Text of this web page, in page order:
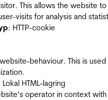
This allows the website to
visits for analysis and
: HTTP-cookie
behaviour. This is
Lokal HTML-lagring
operator in context with